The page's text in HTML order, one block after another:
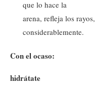
que lo hace la
arena, refleja los
considerablemente.
Con el ocaso:
hidrátate